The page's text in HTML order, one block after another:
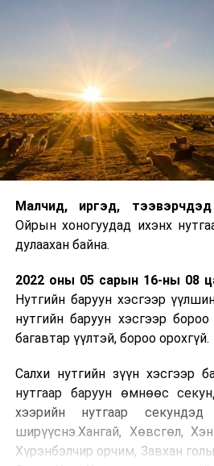
Малчид, иргэд,
Ойрын хоногуудад ихэнх
дулаахан байна.
2022 оны 05 сарын 16-ны 08
Нутгийн баруун хэсгээр
нутгийн баруун хэсгээр
багавтар үүлтэй, бороо орохгүй.
Салхи нутгийн зүүн хэсгээр
нутгаар баруун өмнөөс
хээрийн нутгаар
ширүүснэ.Хангай, Хөвсгөл,
Хүрэнбэлчир орчим, Завхан